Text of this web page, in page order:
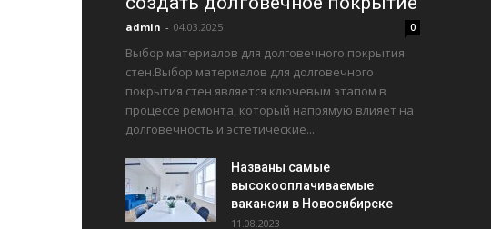
admin - 04.03.2025 0
Выбор материалов для долговечного покрытия
стен.Выбор материалов для долговечного
покрытия стен является ключевым этапом в
процессе ремонта, который напрямую влияет на
долговечность и эстетические...
Названы самые
высокооплачиваемые
вакансии в Новосибирске
11.08.2023